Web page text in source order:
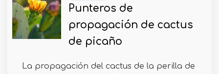
Punteros de
propagación de cactus
de picaño
La propagación del cactus de la perilla de